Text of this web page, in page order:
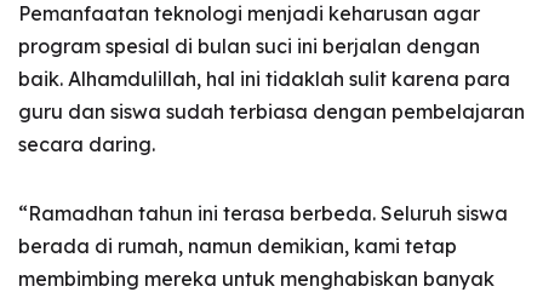
Pemanfaatan teknologi menjadi keharusan agar
program spesial di bulan suci ini berjalan dengan
baik. Alhamdulillah, hal ini tidaklah sulit karena para
guru dan siswa sudah terbiasa dengan pembelajaran
secara daring.
“Ramadhan tahun ini terasa berbeda. Seluruh siswa
berada di rumah, namun demikian, kami tetap
membimbing mereka untuk menghabiskan banyak